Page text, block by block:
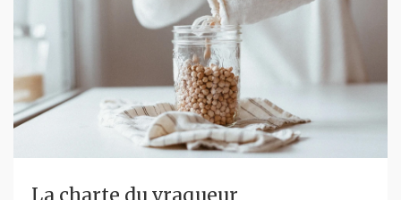
La charte du vraqueur